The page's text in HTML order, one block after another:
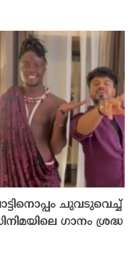
ചുവടുവെച്ച്
ഗാനം ശ്രദ്ധ